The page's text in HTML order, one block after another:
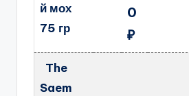
й мох
75 гр
0
₽
The
Saem